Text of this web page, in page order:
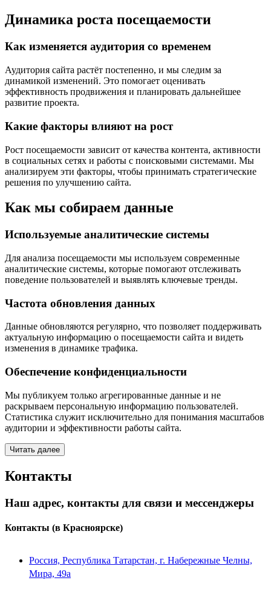
Динамика роста посещаемости
Как изменяется аудитория со временем
Аудитория сайта растёт постепенно, и мы следим за
динамикой изменений. Это помогает оценивать
эффективность продвижения и планировать дальнейшее
развитие проекта.
Какие факторы влияют на рост
Рост посещаемости зависит от качества контента, активности
в социальных сетях и работы с поисковыми системами. Мы
анализируем эти факторы, чтобы принимать стратегические
решения по улучшению сайта.
Как мы собираем данные
Используемые аналитические системы
Для анализа посещаемости мы используем современные
аналитические системы, которые помогают отслеживать
поведение пользователей и выявлять ключевые тренды.
Частота обновления данных
Данные обновляются регулярно, что позволяет поддерживать
актуальную информацию о посещаемости сайта и видеть
изменения в динамике трафика.
Обеспечение конфиденциальности
Мы публикуем только агрегированные данные и не
раскрываем персональную информацию пользователей.
Статистика служит исключительно для понимания масштабов
аудитории и эффективности работы сайта.
Читать далее
Контакты
Наш адрес, контакты для связи и мессенджеры
Контакты (в Красноярске)
Россия, Республика Татарстан, г. Набережные Челны,
Мира, 49a